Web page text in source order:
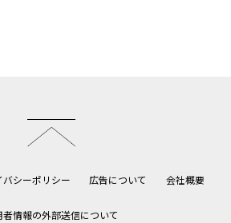
バシーポリシー 広告について 会社概要
者情報の外部送信について